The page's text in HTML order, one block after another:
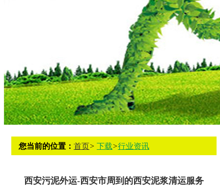
您当前的位置： 首页> 下载>行业资讯
西安污泥外运-西安市周到的西安泥浆清运服务